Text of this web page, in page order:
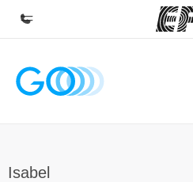
Inicio
Isabel